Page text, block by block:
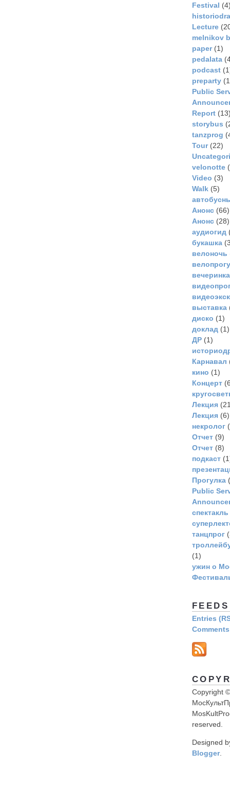
Festival
Lecture
melnikov
paper(1)
pedalata
podcast
preparty
Public
Report
storybus
tanzprog
Tour(22)
velonotte
Video (3)
Walk (5)
Анонс (66)
Анонс (28)
аудиогид
букашка
велоночь
вечеринка
выставка
диско (1)
доклад (1)
ДР (1)
Карнавал
кино (1)
Концерт
Лекция
Лекция (6)
некролог
Отчет (9)
Отчет (8)
подкаст
Прогулка
Рublic
спектакль
танцпрог
(1)
ужин о
FEEDS
Entries
Copyright
reserved.
Designed
Blogger.